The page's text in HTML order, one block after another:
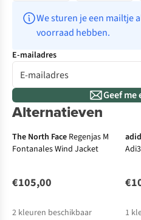
We sturen je een mailtje
voorraad hebben.
E-mailadres
Geef me
Alternatieven
The North Face Regenjas M
Fontanales Wind Jacket
€105,00
2 kleuren beschikbaar
1